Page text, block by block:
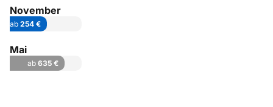
November
ab 254 €
Mai
ab 635 €